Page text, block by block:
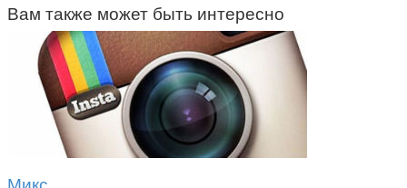
Вам также может быть интересно